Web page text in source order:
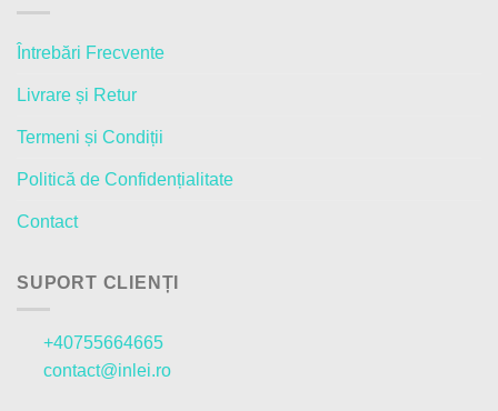
Întrebări Frecvente
Livrare și Retur
Termeni și Condiții
Politică de Confidențialitate
Contact
SUPORT CLIENȚI
+40755664665
contact@inlei.ro